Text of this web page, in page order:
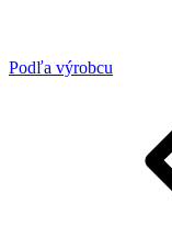
Podľa výrobcu